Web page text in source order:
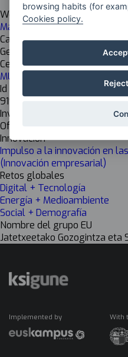
Web del centro
Máster en Pastelería de
Cargo del responsable
Gestora del programa
Centro de investigación
MU Basque Culinary Center
Id Inkesta
919
Investigación
Off
Innovación
Impulso a la innovación en
(Innovación empresarial)
Retos globales
Digital + Tecnología
Energía + Medioambiente
Social + Demografía
Nombre del grupo EU
Jatetxeetako Gozogintza eta
Implemented by With
browsing habits (for
Cookies policy.